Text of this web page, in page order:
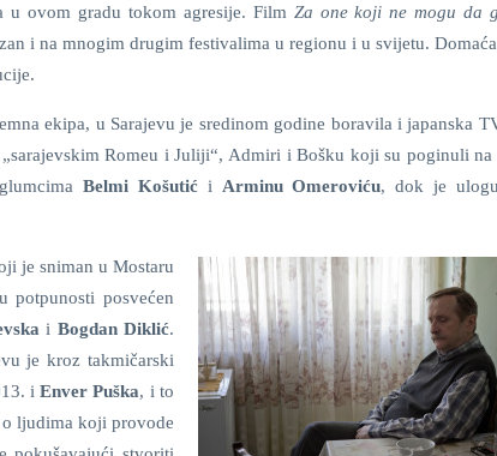
u ovom gradu tokom agresije. Film Za one koji ne mogu da
i na mnogim drugim festivalima u regionu i u svijetu.
ekipa, u Sarajevu je sredinom godine boravila i japanska
Romeu i Juliji“, Admiri i Bošku koji su poginuli na
Belmi Košutić i Arminu Omeroviću, dok je
je sniman u Mostaru
posvećen
i Bogdan Diklić.
je kroz takmičarski
iEnver Puška, i to
ljudima koji provode